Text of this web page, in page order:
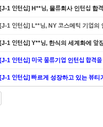
[J-1 인턴십] H**님, 물류회사 인턴십 합
[J-1 인턴십] L**님, NY 코스메틱 기업의
[J-1 인턴십] Y**님, 한식의 세계화에 앞
[J-1 인턴십] 미국 물류기업 인턴십 합격
[J-1 인턴십] 빠르게 성장하고 있는 뷰